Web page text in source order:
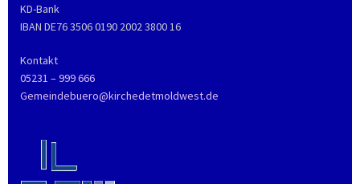
KD-Bank
IBAN DE76 3506 0190 2002 3800 16
Kontakt
05231 – 999 666
Gemeindebuero@kirchedetmoldwest.de